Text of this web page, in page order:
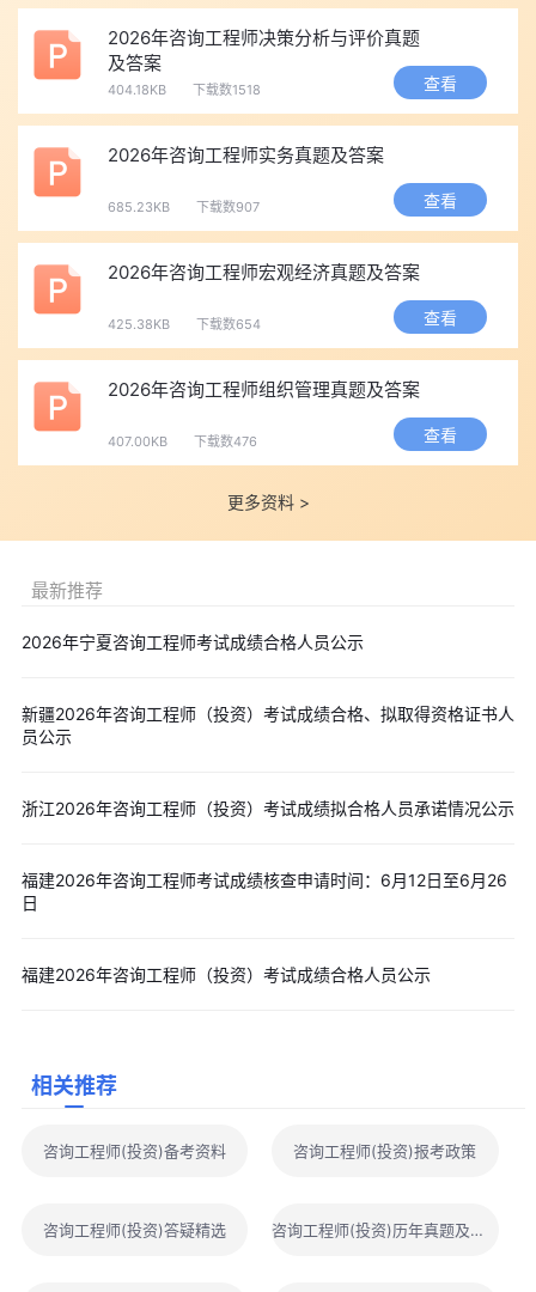
2026年咨询工程师决策分析与评价真题
及答案
404.18KB 下载数1518 查看
2026年咨询工程师实务真题及答案
685.23KB 下载数907 查看
2026年咨询工程师宏观经济真题及答案
425.38KB 下载数654 查看
2026年咨询工程师组织管理真题及答案
407.00KB 下载数476 查看
更多资料 >
最新推荐
2026年宁夏咨询工程师考试成绩合格人员公示
新疆2026年咨询工程师（投资）考试成绩合格、拟取得资格证书人
员公示
浙江2026年咨询工程师（投资）考试成绩拟合格人员承诺情况公示
福建2026年咨询工程师考试成绩核查申请时间：6月12日至6月26
日
福建2026年咨询工程师（投资）考试成绩合格人员公示
相关推荐
咨询工程师(投资)备考资料 咨询工程师(投资)报考政策
咨询工程师(投资)答疑精选 咨询工程师(投资)历年真题及解析